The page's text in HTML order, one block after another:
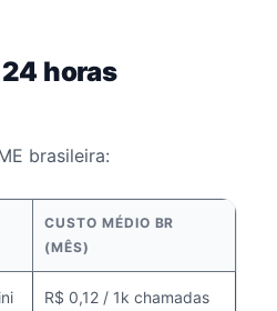
horas
brasileira:
CUSTO MÉDIO BR
(MÊS)
R$ 0,12 / 1k chamadas